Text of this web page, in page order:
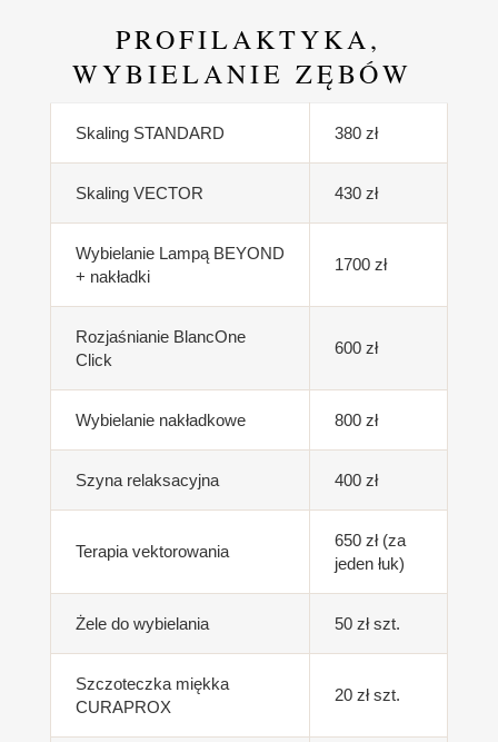
PROFILAKTYKA,
WYBIELANIE ZĘBÓW
Skaling STANDARD 380 zł
Skaling VECTOR 430 zł
Wybielanie Lampą BEYOND
+ nakładki
1700 zł
Rozjaśnianie BlancOne
Click
600 zł
Wybielanie nakładkowe 800 zł
Szyna relaksacyjna 400 zł
Terapia vektorowania
650 zł (za
jeden łuk)
Żele do wybielania 50 zł szt.
Szczoteczka miękka
CURAPROX
20 zł szt.